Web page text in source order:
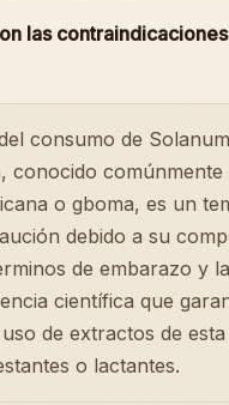
las
consumo de Solanum
conocido comúnmente
o gboma, es un
debido a su
de embarazo y
científica que
de extractos de
o lactantes.